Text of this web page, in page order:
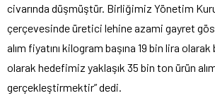
civarında düşmüştür. Birliğimiz Yönetim
çerçevesinde üretici lehine azami gayret
alım fiyatını kilogram başına 19 bin lira
olarak hedefimiz yaklaşık 35 bin ton ürün
gerçekleştirmektir” dedi.